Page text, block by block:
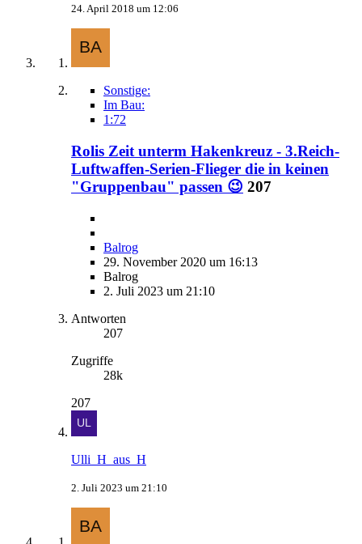
24. April 2018 um 12:06
Sonstige:
Im Bau:
1:72
Rolis Zeit unterm Hakenkreuz - 3.Reich-
Luftwaffen-Serien-Flieger die in keinen
"Gruppenbau" passen 😉 207
Balrog
29. November 2020 um 16:13
Balrog
2. Juli 2023 um 21:10
Antworten
207
Zugriffe
28k
207
Ulli_H_aus_H
2. Juli 2023 um 21:10